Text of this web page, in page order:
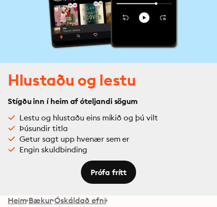
Hlustaðu og lestu
Stígðu inn í heim af óteljandi sögum
Lestu og hlustaðu eins mikið og þú vilt
Þúsundir titla
Getur sagt upp hvenær sem er
Engin skuldbinding
Prófa frítt
Heim Bækur Óskáldað efni